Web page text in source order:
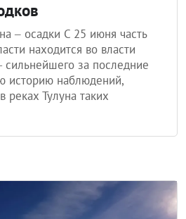
– осадки С 25 июня часть
находится во власти
за последние
историю наблюдений,
реках Тулуна таких